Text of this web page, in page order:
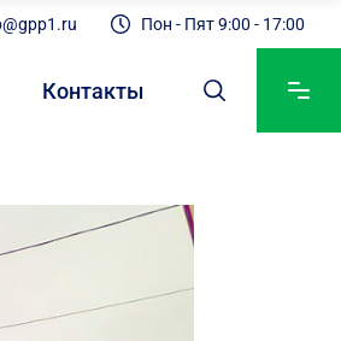
Пон - Пят 9:00 - 17:00
Контакты